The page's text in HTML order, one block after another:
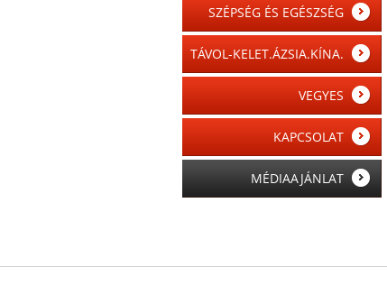
SZÉPSÉG ÉS EGÉSZSÉG
TÁVOL-KELET.ÁZSIA.KÍNA.
VEGYES
KAPCSOLAT
MÉDIAAJÁNLAT